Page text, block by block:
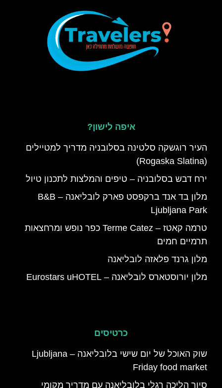
איפה לישון?
העיר רוגשקה סלטינה בסלובניה מדריך למטיילים
(Rogaska Slatina)
ירח דבש בסלובניה – טיפים והמלצות לתכנון טיול
מלון בד אנד ברקפסט פארק לובליאנה – B&B
Ljubljana Park
טרמה קאטז – Terme Catez כפר נופש ומרחצאות
תרמיים חמים
מלון גרנד פלאזה לובליאנה
מלון יורוסטארס לובליאנה – Eurostars uHOTEL
כרטיסים
שוק האוכל של יום שישי בלובליאנה – Ljubljana
Friday food market
סיור הליכה רגלי בלובליאנה עם מדריך מקומי